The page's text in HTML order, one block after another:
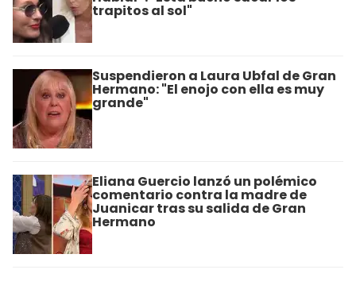
trapitos al sol"
Suspendieron a Laura Ubfal de Gran
Hermano: "El enojo con ella es muy
grande"
Eliana Guercio lanzó un polémico
comentario contra la madre de
Juanicar tras su salida de Gran
Hermano